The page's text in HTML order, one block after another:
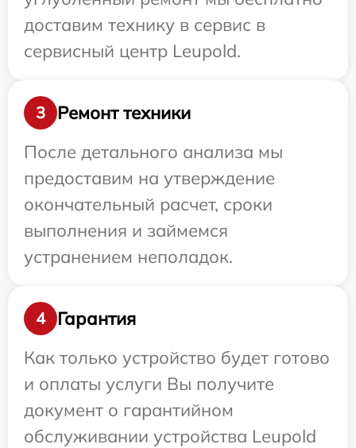
доставим технику в сервис в
сервисный центр Leupold.
3
Ремонт техники
После детального анализа мы
предоставим на утверждение
окончательный расчет, сроки
выполнения и займемся
устранением неполадок.
4
Гарантия
Как только устройство будет готово
и оплаты услуги Вы получите
документ о гарантийном
обслуживании устройства Leupold